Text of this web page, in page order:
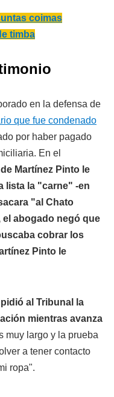
coimas
timba
en la defensa de
que fue condenado
por haber pagado
En el
Martínez Pinto le
lista la "carne" -en
"al Chato
el abogado negó que
cobrar los
Pinto le
pidió al Tribunal la
mientras avanza
muy largo y la prueba
a tener contacto
ropa".